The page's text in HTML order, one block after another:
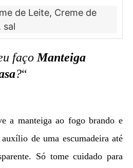
de Leite, Creme de
sal
faço Manteiga
?“
a manteiga ao fogo brando e
de uma escumadeira até
Só tome cuidado para